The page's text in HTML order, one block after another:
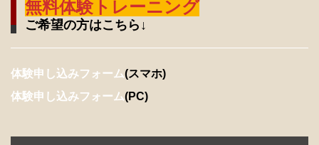
無料体験トレーニング
ご希望の方はこちら↓
体験申し込みフォーム(スマホ)
体験申し込みフォーム(PC)